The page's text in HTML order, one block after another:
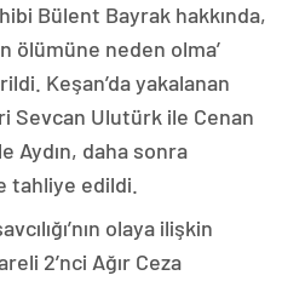
Bülent Bayrak hakkında,
ölümüne neden olma’
Keşan’da yakalanan
Sevcan Ulutürk ile Cenan
Aydın, daha sonra
tahliye edildi.
olaya ilişkin
2’nci Ağır Ceza